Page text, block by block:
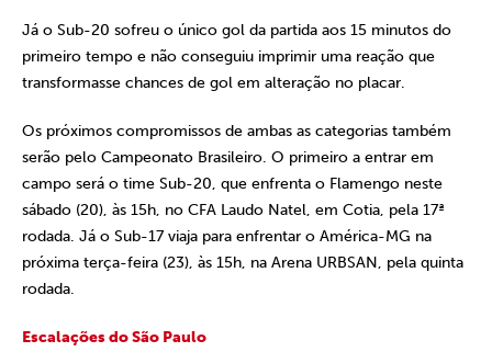
Já o Sub-20 sofreu o único gol da partida aos 15 minutos do
primeiro tempo e não conseguiu imprimir uma reação que
transformasse chances de gol em alteração no placar.
Os próximos compromissos de ambas as categorias também
serão pelo Campeonato Brasileiro. O primeiro a entrar em
campo será o time Sub-20, que enfrenta o Flamengo neste
sábado (20), às 15h, no CFA Laudo Natel, em Cotia, pela 17ª
rodada. Já o Sub-17 viaja para enfrentar o América-MG na
próxima terça-feira (23), às 15h, na Arena URBSAN, pela quinta
rodada.
Escalações do São Paulo